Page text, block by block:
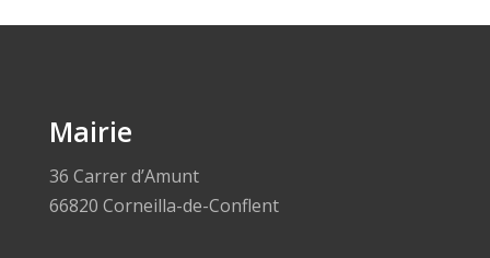
Mairie
36 Carrer d’Amunt
66820 Corneilla-de-Conflent